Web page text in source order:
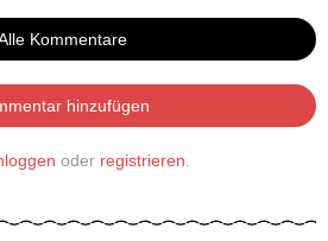
Kommentare
hinzufügen
oder registrieren